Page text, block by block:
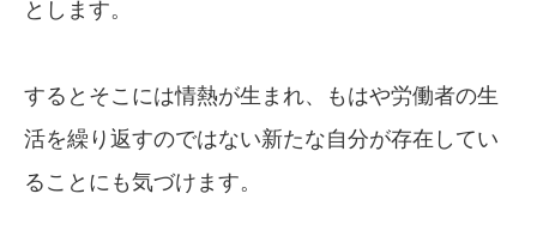
とします。
するとそこには情熱が生まれ、もはや労働者の生
活を繰り返すのではない新たな自分が存在してい
ることにも気づけます。